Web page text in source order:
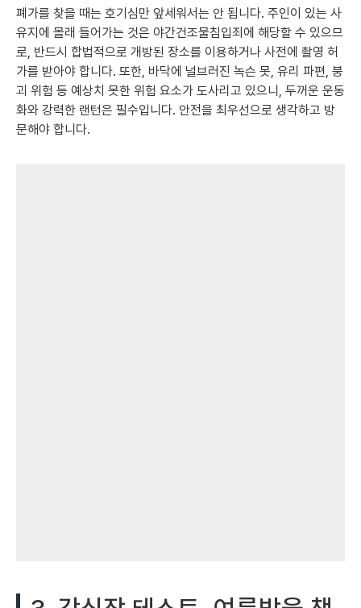
폐가를 찾을 때는 호기심만 앞세워서는 안 됩니다. 주인이 있는 사
유지에 몰래 들어가는 것은 야간건조물침입죄에 해당할 수 있으므
로, 반드시 합법적으로 개방된 장소를 이용하거나 사전에 촬영 허
가를 받아야 합니다. 또한, 바닥에 널브러진 녹슨 못, 유리 파편, 붕
괴 위험 등 예상치 못한 위험 요소가 도사리고 있으니, 두꺼운 운동
화와 강력한 랜턴은 필수입니다. 안전을 최우선으로 생각하고 방
문해야 합니다.